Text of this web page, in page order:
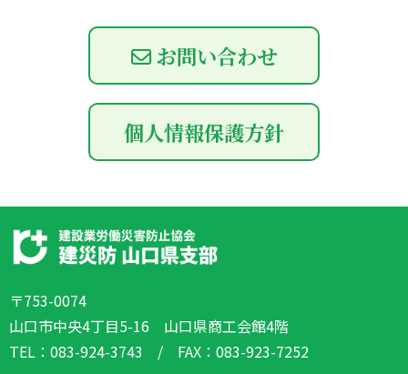
お問い合わせ
個人情報保護方針
〒753-0074
山口市中央4丁目5-16 山口県商工会館4階
TEL：083-924-3743 / FAX：083-923-7252